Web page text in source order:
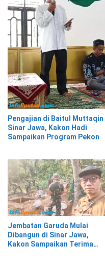
Pengajian di Baitul Muttaqin
Sinar Jawa, Kakon Hadi
Sampaikan Program Pekon
Jembatan Garuda Mulai
Dibangun di Sinar Jawa,
Kakon Sampaikan Terima